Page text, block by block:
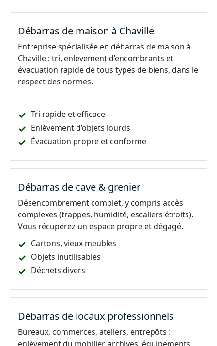
Débarras de maison à Chaville
Entreprise spécialisée en débarras de maison à
Chaville : tri, enlèvement d’encombrants et
évacuation rapide de tous types de biens, dans le
respect des normes.
Tri rapide et efficace
Enlèvement d’objets lourds
Évacuation propre et conforme
Débarras de cave & grenier
Désencombrement complet, y compris accès
complexes (trappes, humidité, escaliers étroits).
Vous récupérez un espace propre et dégagé.
Cartons, vieux meubles
Objets inutilisables
Déchets divers
Débarras de locaux professionnels
Bureaux, commerces, ateliers, entrepôts :
enlèvement du mobilier, archives, équipements,